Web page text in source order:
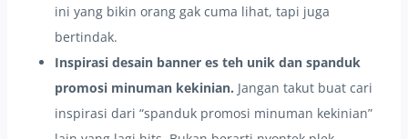
ini yang bikin orang gak cuma lihat, tapi juga
bertindak.
Inspirasi desain banner es teh unik dan spanduk
promosi minuman kekinian. Jangan takut buat cari
inspirasi dari “spanduk promosi minuman kekinian”